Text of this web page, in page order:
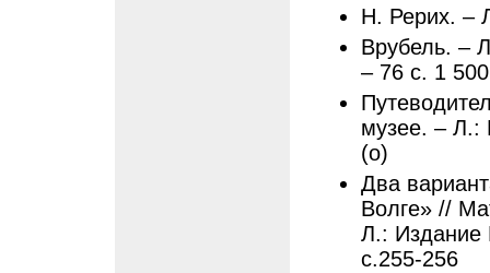
Н. Рерих. –
Врубель. –
– 76 с. 1
музее. – Л.:
(о)
Два
Волге» //
Л.: Издание
с.255-256